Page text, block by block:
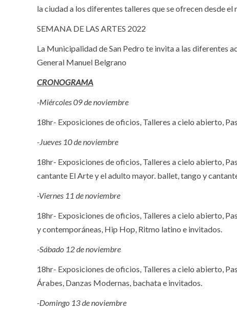
la ciudad a los diferentes talleres que se ofrecen desde el
SEMANA DE LAS ARTES 2022
La Municipalidad de San Pedro te invita a las diferentes
General Manuel Belgrano
CRONOGRAMA
-Miércoles 09 de noviembre
18hr- Exposiciones de oficios, Talleres a cielo abierto,
-Jueves 10 de noviembre
18hr- Exposiciones de oficios, Talleres a cielo abierto,
cantante El Arte y el adulto mayor. ballet, tango y
-Viernes 11 de noviembre
18hr- Exposiciones de oficios, Talleres a cielo abierto,
y contemporáneas, Hip Hop, Ritmo latino e invitados.
-Sábado 12 de noviembre
18hr- Exposiciones de oficios, Talleres a cielo abierto,
Árabes, Danzas Modernas, bachata e invitados.
-Domingo 13 de noviembre